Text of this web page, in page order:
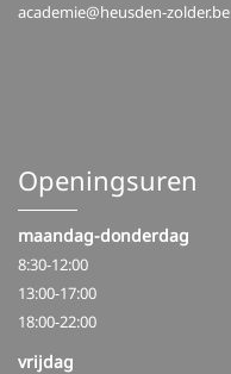
academie@heusden-zolder.be
Openingsuren
maandag-donderdag
8:30-12:00
13:00-17:00
18:00-22:00
vrijdag